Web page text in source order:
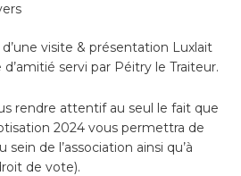
d’une visite & présentation Luxlait
d’amitié servi par Péitry le Traiteur.
rendre attentif au seul le fait que
2024 vous permettra de
de l’association ainsi qu’à
de vote).